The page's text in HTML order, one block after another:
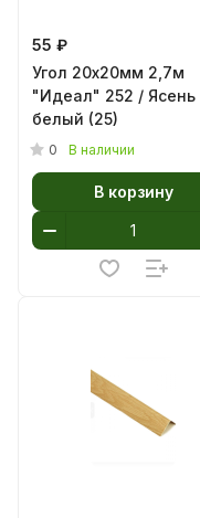
55 ₽
Угол 20х20мм 2,7м
"Идеал" 252 / Ясень
белый (25)
0 В наличии
В корзину